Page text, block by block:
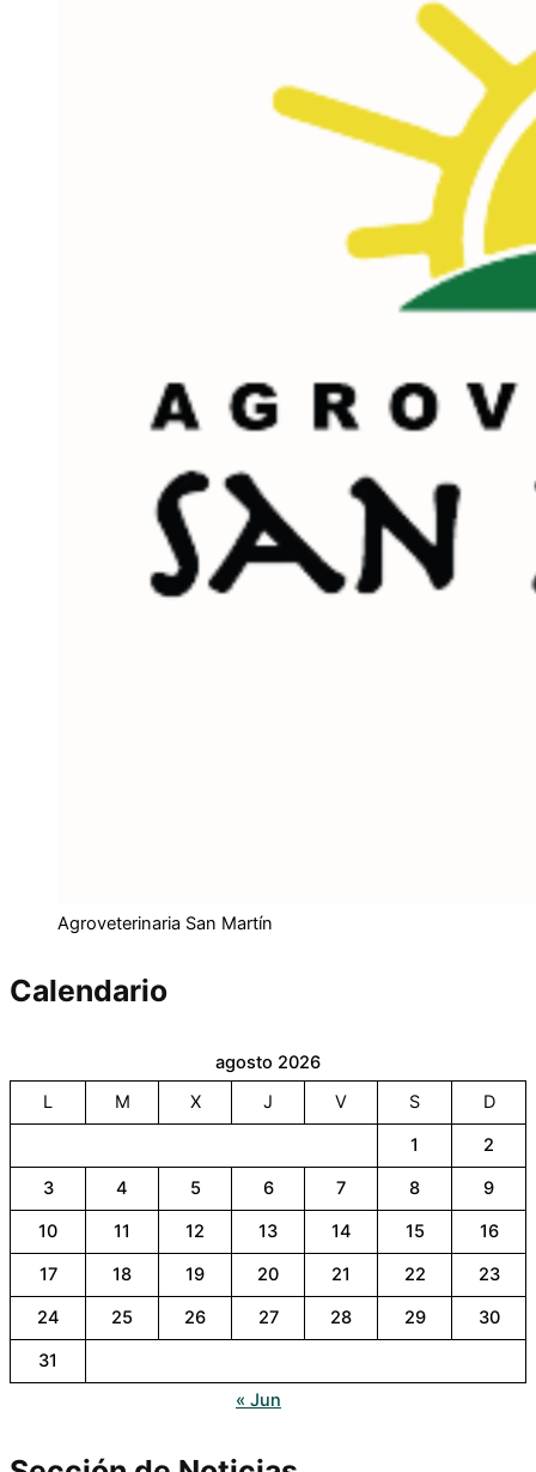
Agroveterinaria San Martín
Calendario
agosto 2026
L
M X J V S
D
1
2
3
4 5 6 7 8
9
10
11 12 13 14 15
16
17
18 19 20 21 22
23
24
25 26 27 28 29
30
31
« Jun